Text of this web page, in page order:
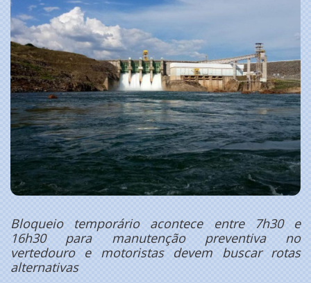
Bloqueio temporário acontece entre 7h30 e
16h30 para manutenção preventiva no
vertedouro e motoristas devem buscar rotas
alternativas